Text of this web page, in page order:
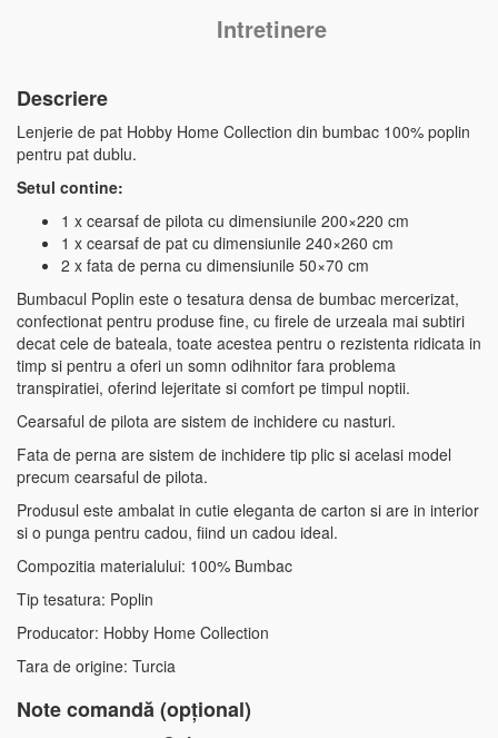
Intretinere
Descriere
Lenjerie de pat Hobby Home Collection din bumbac 100% poplin
pentru pat dublu.
Setul contine:
1 x cearsaf de pilota cu dimensiunile 200×220 cm
1 x cearsaf de pat cu dimensiunile 240×260 cm
2 x fata de perna cu dimensiunile 50×70 cm
Bumbacul Poplin este o tesatura densa de bumbac mercerizat,
confectionat pentru produse fine, cu firele de urzeala mai subtiri
decat cele de bateala, toate acestea pentru o rezistenta ridicata in
timp si pentru a oferi un somn odihnitor fara problema
transpiratiei, oferind lejeritate si comfort pe timpul noptii.
Cearsaful de pilota are sistem de inchidere cu nasturi.
Fata de perna are sistem de inchidere tip plic si acelasi model
precum cearsaful de pilota.
Produsul este ambalat in cutie eleganta de carton si are in interior
si o punga pentru cadou, fiind un cadou ideal.
Compozitia materialului: 100% Bumbac
Tip tesatura: Poplin
Producator: Hobby Home Collection
Tara de origine: Turcia
Note comandă (opțional)